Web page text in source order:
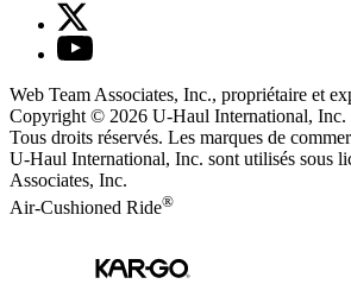
Web Team Associates, Inc., propriétaire et
Copyright © 2026 U-Haul International, Inc.
Tous droits réservés. Les marques de
U-Haul International, Inc. sont utilisés sous
Associates, Inc.
Air-Cushioned Ride®